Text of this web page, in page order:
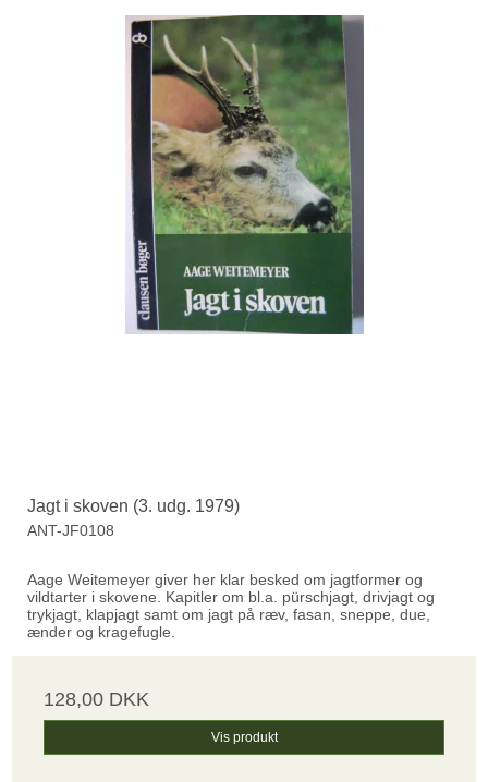
Jagt i skoven (3. udg. 1979)
ANT-JF0108
Aage Weitemeyer giver her klar besked om jagtformer og
vildtarter i skovene. Kapitler om bl.a. pürschjagt, drivjagt og
trykjagt, klapjagt samt om jagt på ræv, fasan, sneppe, due,
ænder og kragefugle.
128,00 DKK
Vis produkt